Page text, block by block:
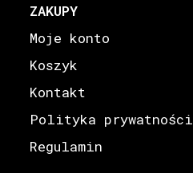
ZAKUPY
Moje konto
Koszyk
Kontakt
Polityka prywatności
Regulamin